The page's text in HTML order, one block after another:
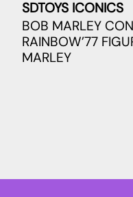
SDTOYS ICONICS
BOB MARLEY
RAINBOW’77
MARLEY